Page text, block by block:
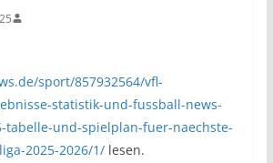
sport/857932564/vfl-
statistik-und-fussball-news-
tabelle-und-spielplan-fuer-naechste-
2025-2026/1/lesen.